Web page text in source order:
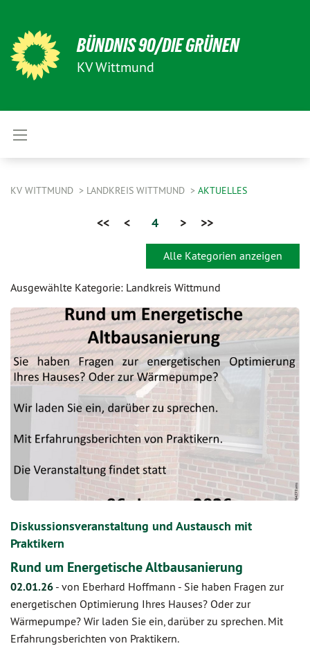
BÜNDNIS 90/DIE GRÜNEN
KV Wittmund
KV WITTMUND LANDKREIS WITTMUND AKTUELLES
<< < 4 > >>
Alle Kategorien anzeigen
Ausgewählte Kategorie: Landkreis Wittmund
Diskussionsveranstaltung und Austausch mit
Praktikern
Rund um Energetische Altbausanierung
02.01.26 - von Eberhard Hoffmann - Sie haben Fragen zur
energetischen Optimierung Ihres Hauses? Oder zur
Wärmepumpe? Wir laden Sie ein, darüber zu sprechen. Mit
Erfahrungsberichten von Praktikern.